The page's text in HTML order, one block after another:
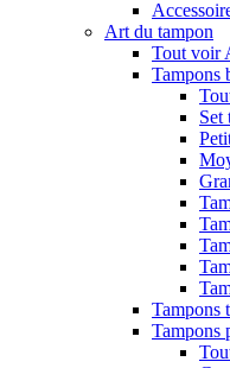
Art du tampon
Tout voir
Tampons
Set
Tampons
Tampons